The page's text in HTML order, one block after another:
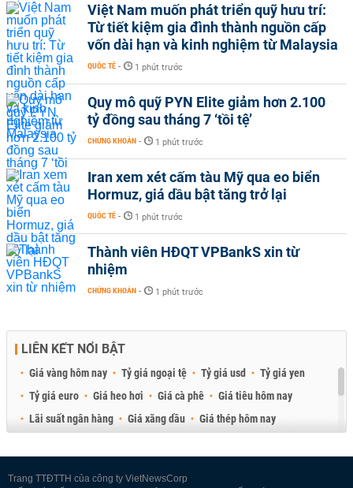
Việt Nam muốn phát triển quỹ hưu trí:
Từ tiết kiệm gia đình thành nguồn cấp
vốn dài hạn và kinh nghiệm từ Malaysia
QUỐC TẾ - 1 phút trước
Quy mô quỹ PYN Elite giảm hơn 2.100
tỷ đồng sau tháng 7 ‘tồi tệ’
CHỨNG KHOÁN - 1 phút trước
Iran xem xét cấm tàu Mỹ qua eo biển
Hormuz, giá dầu bật tăng trở lại
QUỐC TẾ - 1 phút trước
Thành viên HĐQT VPBankS xin từ
nhiệm
CHỨNG KHOÁN - 1 phút trước
LIÊN KẾT NỔI BẬT
Giá vàng hôm nay Tỷ giá ngoại tệ Tỷ giá usd
Tỷ giá yen
Tỷ giá euro
Giá heo hơi Giá cà phê
Giá tiêu hôm nay
Lãi suất ngân hàng
Giá xăng dầu
Giá thép hôm nay
Trang TTĐTTH của công ty VietNewsCorp